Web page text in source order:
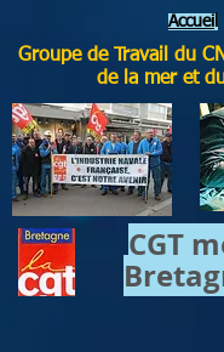
Accuei
Groupe de Travail du
de la mer et
CGT